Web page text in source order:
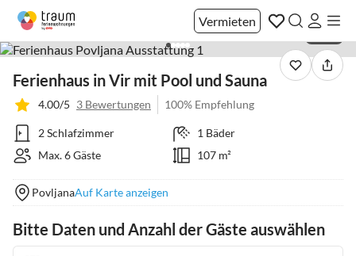
Vermieten
Ferienhaus in Vir mit Pool und Sauna
4.00/5 3 Bewertungen 100% Empfehlung
2 Schlafzimmer
1 Bäder
Max. 6 Gäste
107 m²
PovljanaAuf Karte anzeigen
Bitte Daten und Anzahl der Gäste auswählen